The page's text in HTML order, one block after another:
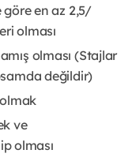
en az 2,5/
olması
olması (Stajlar
değildir)
ve
olması